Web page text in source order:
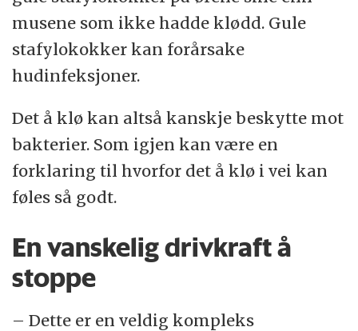
musene som ikke hadde klødd. Gule
stafylokokker kan forårsake
hudinfeksjoner.
Det å klø kan altså kanskje beskytte mot
bakterier. Som igjen kan være en
forklaring til hvorfor det å klø i vei kan
føles så godt.
En vanskelig drivkraft å
stoppe
– Dette er en veldig kompleks